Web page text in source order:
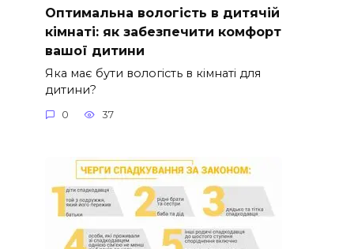
Оптимальна вологість в дитячій
кімнаті: як забезпечити комфорт
вашої дитини
Яка має бути вологість в кімнаті для
дитини?
0 37